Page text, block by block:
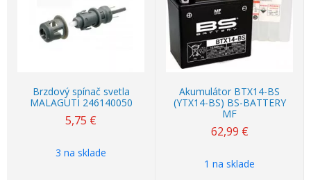
Brzdový spínač svetla
MALAGUTI 246140050
5,75 €
3 na sklade
Akumulátor BTX14-BS
(YTX14-BS) BS-BATTERY
MF
62,99 €
1 na sklade